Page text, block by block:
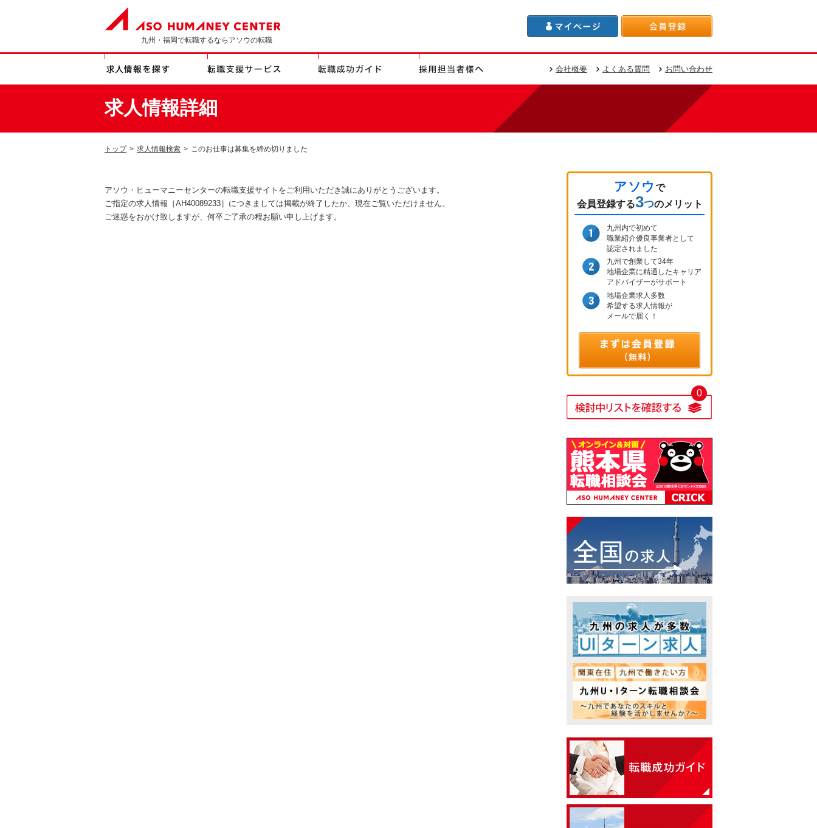
九州・福岡で転職するならアソウの転職
会社概要 よくある質問 お問い合わせ
求人情報詳細
トップ > 求人情報検索 > このお仕事は募集を締め切りました
アソウ・ヒューマニーセンターの転職支援サイトをご利用いただき誠にありがとうございます。
ご指定の求人情報［AH40089233］につきましては掲載が終了したか、現在ご覧いただけません。
ご迷惑をおかけ致しますが、何卒ご了承の程お願い申し上げます。
アソウ で
会員登録する3つのメリット
九州内で初めて
職業紹介優良事業者として
認定されました
九州で創業して34年
地場企業に精通したキャリア
アドバイザーがサポート
地場企業求人多数
希望する求人情報が
メールで届く！
0